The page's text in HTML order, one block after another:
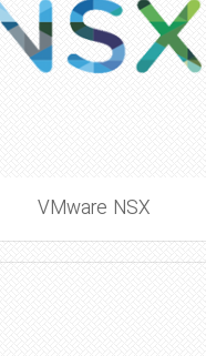
VMware NSX